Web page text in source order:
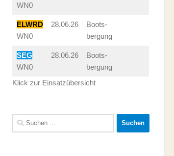
WN0
ELWRD
WN0
28.06.26
Boots-
bergung
SEG
WN0
28.06.26
Boots-
bergung
Klick zur Einsatzübersicht
Suchen
nach: